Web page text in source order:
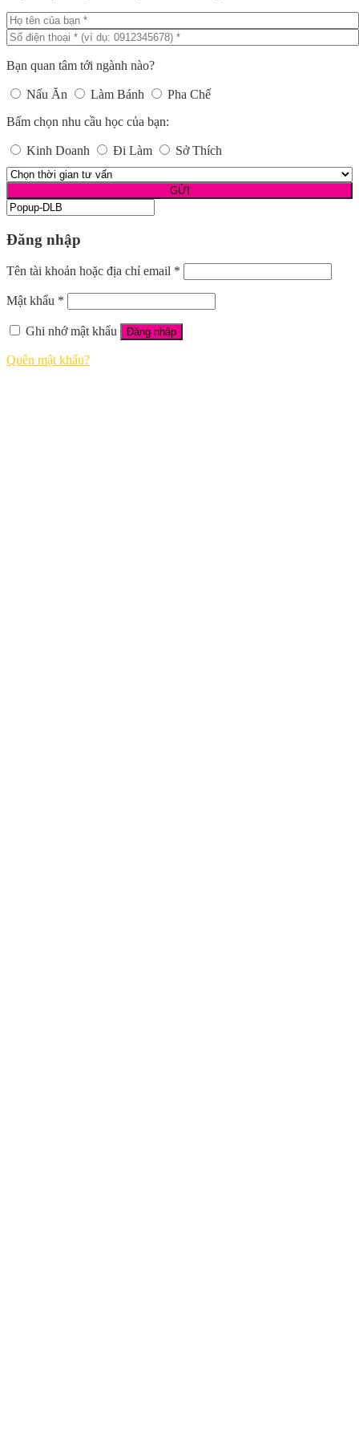
Bạn quan tâm tới ngành nào?
Nấu Ăn Làm Bánh
Pha Chế
Bấm chọn nhu cầu học của bạn:
Kinh Doanh Đi Làm Sở Thích
Đăng nhập
Tên tài khoản hoặc địa chỉ email *
Mật khẩu *
Ghi nhớ mật khẩu Đăng nhập
Quên mật khẩu?